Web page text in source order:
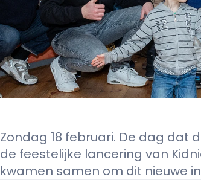
Zondag 18 februari. De dag
de feestelijke lancering van
kwamen samen om dit nieuwe